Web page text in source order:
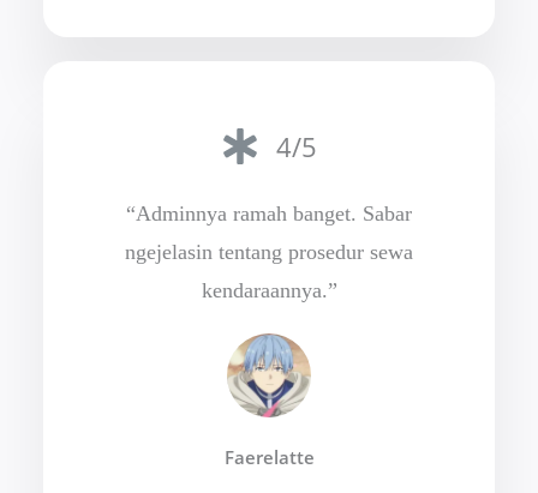
4/5
“Adminnya ramah banget. Sabar
ngejelasin tentang prosedur sewa
kendaraannya.”
Faerelatte